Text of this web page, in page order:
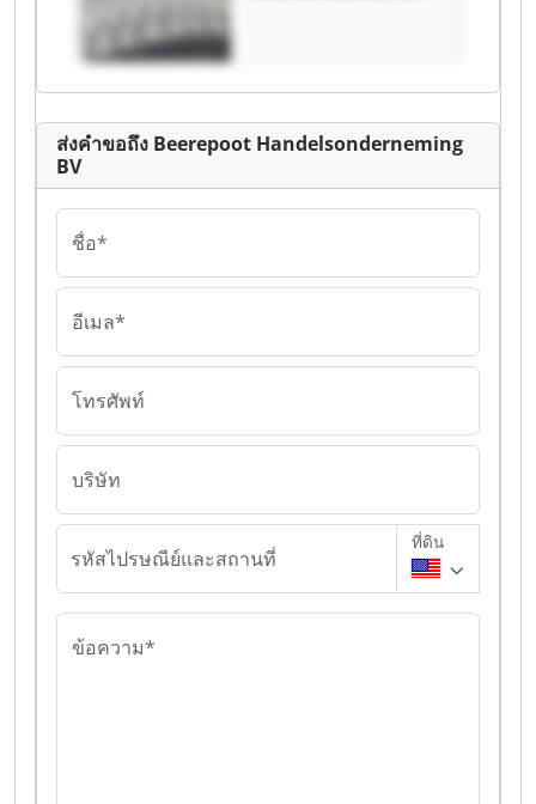
ส่งคำขอถึง Beerepoot Handelsonderneming
BV
ชื่อ*
อีเมล*
โทรศัพท์
บริษัท
รหัสไปรษณีย์และสถานที่
ที่ดิน
ข้อความ*